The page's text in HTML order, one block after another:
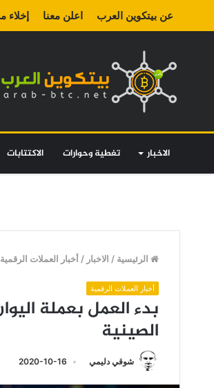
عن بيتكوين العرب اعلن معنا إخلاء
الاخبار تغطية وحوارات الاكتتابات
الرئيسية / الاخبار / أخبار العملات الرقمية
أخبار العملات الرقمية
بدء العمل بعملة
الصينية
شوقي دليمي 2020-10-16